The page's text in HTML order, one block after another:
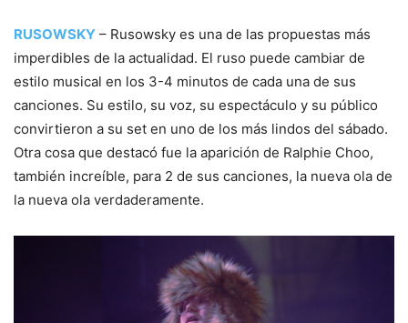
RUSOWSKY – Rusowsky es una de las propuestas más
imperdibles de la actualidad. El ruso puede cambiar de
estilo musical en los 3-4 minutos de cada una de sus
canciones. Su estilo, su voz, su espectáculo y su público
convirtieron a su set en uno de los más lindos del sábado.
Otra cosa que destacó fue la aparición de Ralphie Choo,
también increíble, para 2 de sus canciones, la nueva ola de
la nueva ola verdaderamente.